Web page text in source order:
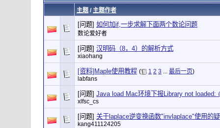
主题/ 主题作者
[问题] 如何加if,一步求解下面两个数论问题
数论爱好者
[问题] 汉明码（8，4）的解析方式
xiaohang
[资料]Maple使用教程 ( 1 2 3 ... 最后一页)
labfans
[问题] Java load Mac环境下报Library not loaded:
xlfsc_cs
[问题] 关于laplace逆变换函数"invlaplace"使用的
kang411124205